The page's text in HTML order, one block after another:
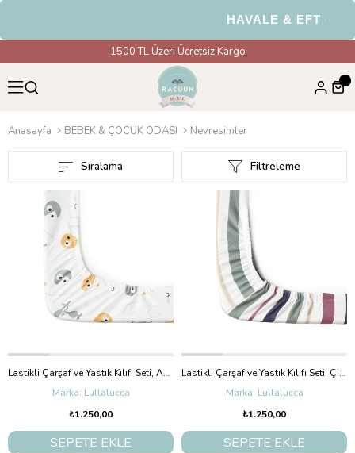
HAVALE & EFT
1500 TL Üzeri Ücretsiz Kargo
Anasayfa BEBEK & ÇOCUK ODASI Nevresimler
Filtreleme
Sıralama
Lastikli Çarşaf ve Yastık Kılıfı Seti, Ayva Göbek
Lullalucca
₺1.250,00
SEPETE EKLE
Lastikli Çarşaf ve Yastık Kılıfı Seti, Çizgili
Lullalucca
₺1.250,00
SEPETE EKLE